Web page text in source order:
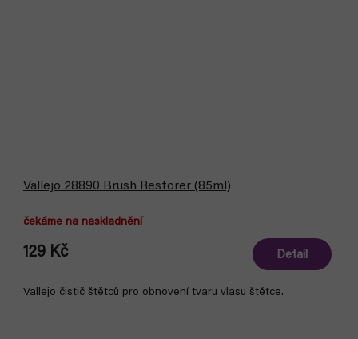
Vallejo 28890 Brush Restorer (85ml)
čekáme na naskladnění
129 Kč Detail
Vallejo čistič štětců pro obnovení tvaru vlasu štětce.